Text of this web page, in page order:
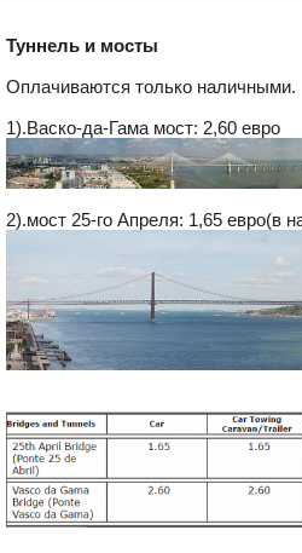
Туннель и мосты
Оплачиваются только наличными.
1).Васко-да-Гама мост: 2,60 евро
2).мост 25-го Апреля: 1,65 евро(в